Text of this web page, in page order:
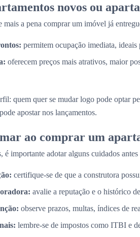
novos ou
a pena comprar um imóvel já
permitem ocupação imediata,
oferecem preços mais atrativos, maior
quem quer se mudar logo pode optar
apostar nos lançamentos.
ao comprar um
é importante adotar alguns cuidados
certifique-se de que a construtora
avalie a reputação e o histórico
observe prazos, multas, índices de
lembre-se de impostos como ITBI e